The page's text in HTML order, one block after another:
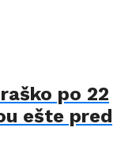
po 22
ešte pred